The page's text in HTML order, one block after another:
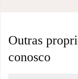
Outras
conosco